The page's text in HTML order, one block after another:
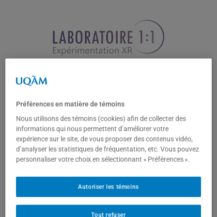
Archives
Préférences en matière de témoins
Nous utilisons des témoins (cookies) afin de collecter des
informations qui nous permettent d’améliorer votre
expérience sur le site, de vous proposer des contenus vidéo,
d’analyser les statistiques de fréquentation, etc. Vous pouvez
personnaliser votre choix en sélectionnant « Préférences ».
Tout refuser
Autoriser les témoins